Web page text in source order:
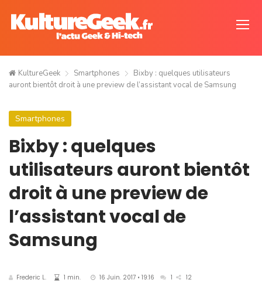
KultureGeek Smartphones
Bixby : quelques utilisateurs
auront bientôt droit à une preview de l’assistant vocal de Samsung
Smartphones
Bixby : quelques
utilisateurs auront bientôt
droit à une preview de
l’assistant vocal de
Samsung
Frederic L. 1 min. 16 Juin. 2017 • 19:16 1 12